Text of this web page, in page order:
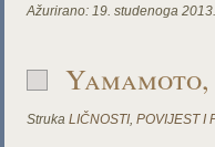
Ažurirano: 19. studenoga 2013.
Struka LIČNOSTI,POVIJEST I